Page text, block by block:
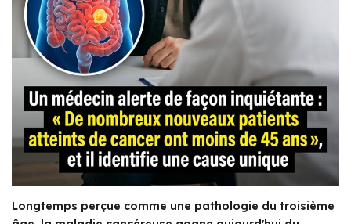
Longtemps perçue comme une pathologie du troisième